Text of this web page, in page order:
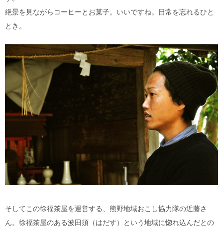
絶景を見ながらコーヒーとお菓子。いいですね。日常を忘れるひと
とき。
そしてこの徐福茶屋を運営する、熊野地域おこし協力隊の近藤さ
ん。徐福茶屋のある波田須（はだす）という地域に惚れ込んだとの